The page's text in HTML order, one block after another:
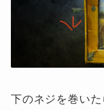
下のネジを巻い